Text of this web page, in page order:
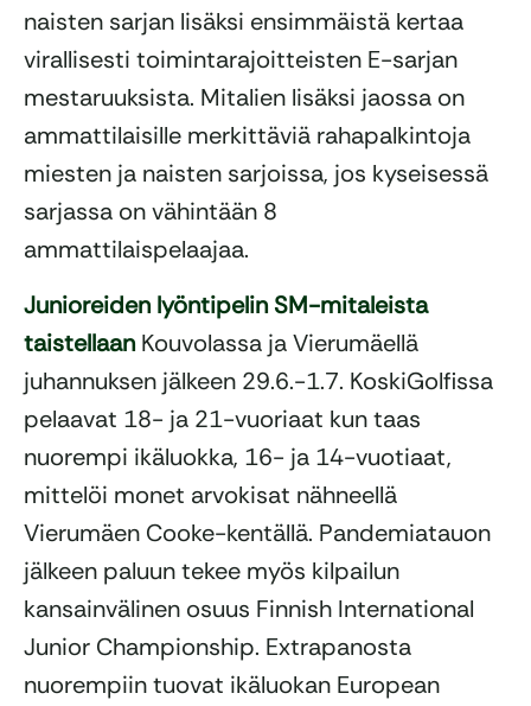
naisten sarjan lisäksi ensimmäistä kertaa
virallisesti toimintarajoitteisten E-sarjan
mestaruuksista. Mitalien lisäksi jaossa on
ammattilaisille merkittäviä rahapalkintoja
miesten ja naisten sarjoissa, jos kyseisessä
sarjassa on vähintään 8
ammattilaispelaajaa.
Junioreiden lyöntipelin SM-mitaleista
taistellaanKouvolassa ja Vierumäellä
juhannuksen jälkeen 29.6.-1.7. KoskiGolfissa
pelaavat 18- ja 21-vuoriaat kun taas
nuorempi ikäluokka, 16- ja 14-vuotiaat,
mittelöi monet arvokisat nähneellä
Vierumäen Cooke-kentällä. Pandemiatauon
jälkeen paluun tekee myös kilpailun
kansainvälinen osuus Finnish International
Junior Championship. Extrapanosta
nuorempiin tuovat ikäluokan European